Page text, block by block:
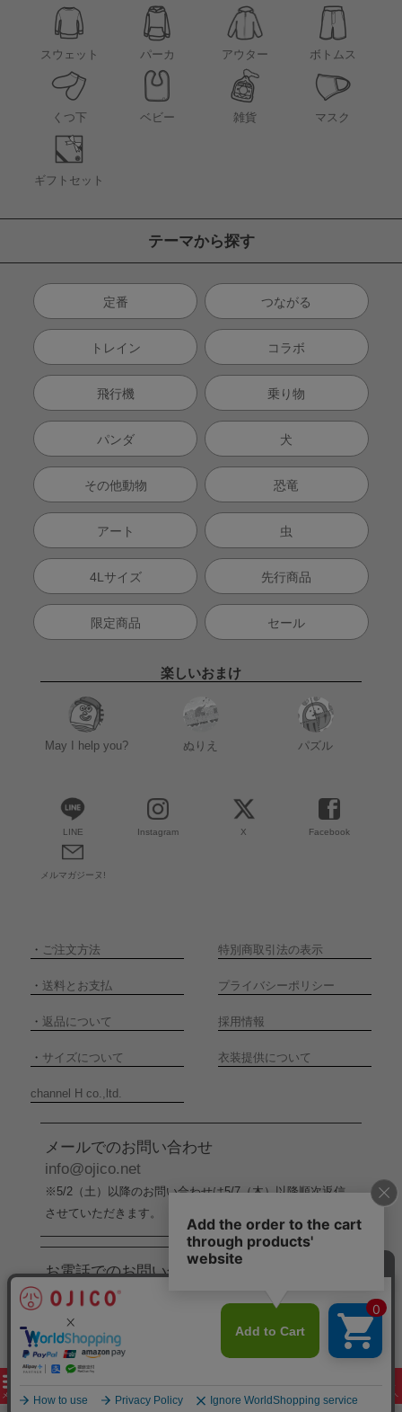
スウェット パーカ アウター ボトムス
くつ下 ベビー 雑貨 マスク
ギフトセット
テーマから探す
定番 つながる
トレイン コラボ
飛行機 乗り物
パンダ 犬
その他動物 恐竜
アート 虫
4Lサイズ 先行商品
限定商品 セール
楽しいおまけ
May I help you? ぬりえ パズル
LINE Instagram X Facebook
メルマガジーヌ!
・ ご注文方法 特別商取引法の表示
・ 送料とお支払 プライバシーポリシー
・ 返品について 採用情報
・ サイズについて 衣装提供について
channel H co.,ltd.
メールでのお問い合わせ
info@ojico.net
※5/2（土）以降のお問い合わせは5/7（木）以降順次返信
させていただきます。
お電話でのお問い合わせ
076-246-5050
※5/2（土）から5/6（水）までの間はお電話でのお問い合
わせ受付をお休みさせていただきます。